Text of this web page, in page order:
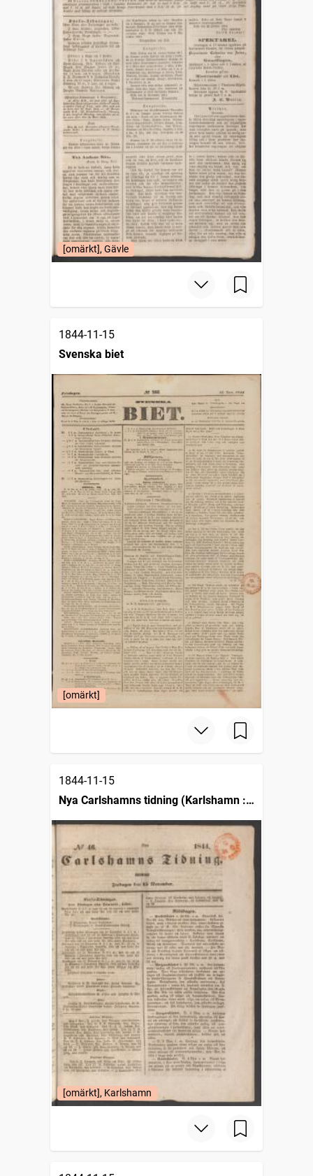
[omärkt], Gävle
1844-11-15
Svenska biet
[omärkt]
1844-11-15
Nya Carlshamns tidning (Karlshamn :
[omärkt], Karlshamn